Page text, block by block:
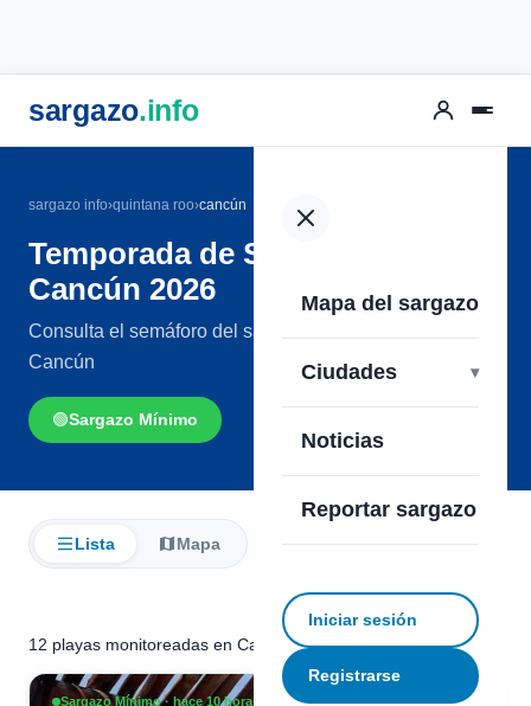
sargazo.info
Mapa del sargazo
Ciudades
Noticias
Reportar sargazo
Iniciar sesión
Registrarse
sargazo info›quintana roo›cancún
Temporada de Sargazo en
Cancún 2026
Consulta el semáforo del sargazo en las playas de
Cancún
🟢Sargazo Mínimo
Lista Mapa Filtrar
12 playas monitoreadas en Cancún
Sargazo Mínimo · hace 10 horas